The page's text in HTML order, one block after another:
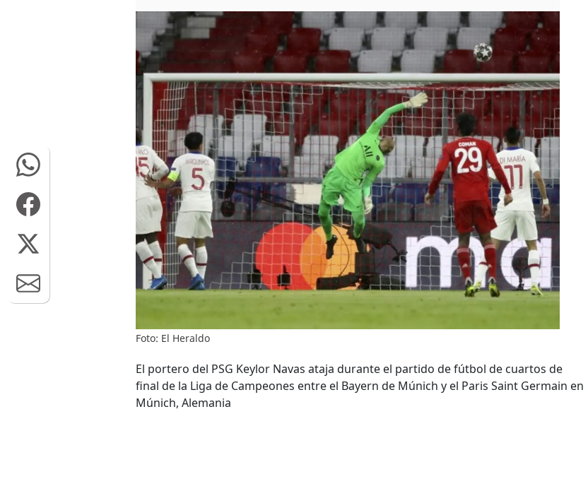
Foto: El Heraldo
El portero del PSG Keylor Navas ataja durante el partido de fútbol de cuartos de
final de la Liga de Campeones entre el Bayern de Múnich y el Paris Saint Germain en
Múnich, Alemania